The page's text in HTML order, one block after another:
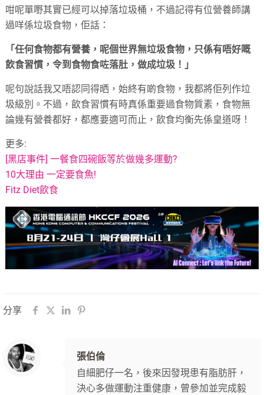
咁呢單嘢其實已經可以掉落垃圾桶，不過記得有位營養師講
過咩係垃圾食物，佢話：
「任何食物都有營養，呢個世界無垃圾食物，只係有唔好嘅
飲食習慣，令到食物食咗落肚，做成垃圾！」
呢句說話我又唔認同得晒，始終有啲食物，我都將佢列作垃
圾級別。不過，飲食習慣有時真係重要過食物質素，食物無
論幾有營養都好，都應要適可而止，飲食均衡先係皇道呀！
更多:
[黑店事件] 一餐食四碗飯等於做幾多運動?
10大理由 一定要食魚!
Fitz Diet飲食
分享
張伯倫
自細肥仔一名，後來因發現患有脂肪肝，
決心多做運動注重健康，曾參加並完成毅